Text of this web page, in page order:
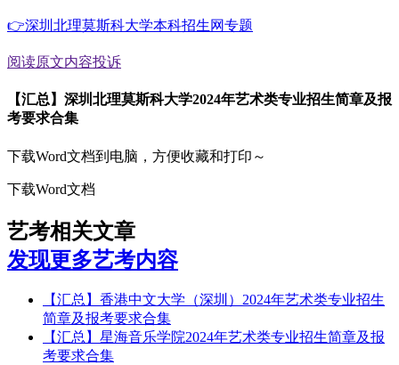
👉深圳北理莫斯科大学本科招生网专题
阅读原文内容投诉
【汇总】深圳北理莫斯科大学2024年艺术类专业招生简章及报
考要求合集
下载Word文档到电脑，方便收藏和打印～
下载Word文档
艺考相关文章
发现更多艺考内容
【汇总】香港中文大学（深圳）2024年艺术类专业招生
简章及报考要求合集
【汇总】星海音乐学院2024年艺术类专业招生简章及报
考要求合集